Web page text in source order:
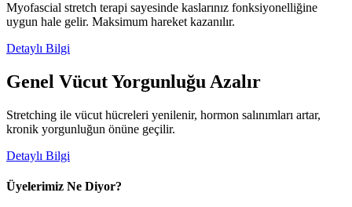
Myofascial stretch terapi sayesinde kaslarınız fonksiyonelliğine
uygun hale gelir. Maksimum hareket kazanılır.
Detaylı Bilgi
Genel Vücut Yorgunluğu Azalır
Stretching ile vücut hücreleri yenilenir, hormon salınımları artar,
kronik yorgunluğun önüne geçilir.
Detaylı Bilgi
Üyelerimiz Ne Diyor?